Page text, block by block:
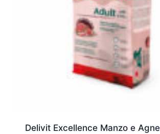
Delivit Excellence Manzo e